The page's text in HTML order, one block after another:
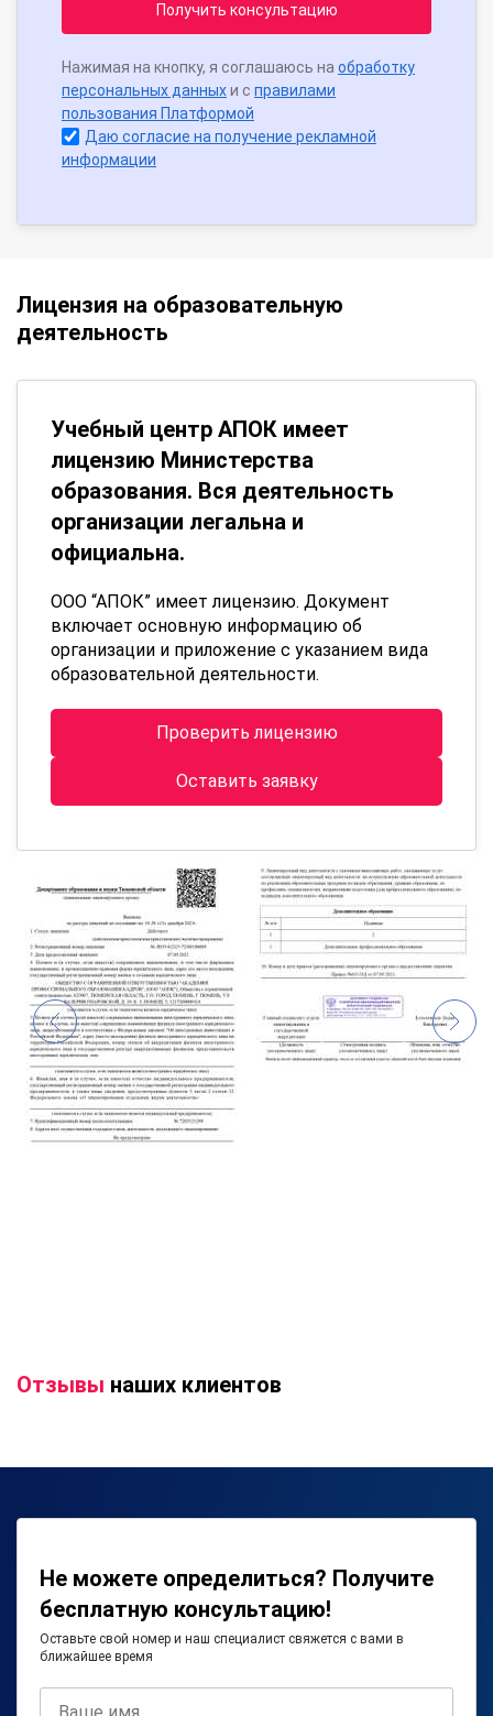
Получить консультацию
Нажимая на кнопку, я соглашаюсь на обработку
персональных данныхи с правилами
пользования Платформой
Даю согласие на получение рекламной
информации
Лицензия на образовательную
деятельность
Учебный центр АПОК имеет
лицензию Министерства
образования. Вся деятельность
организации легальна и
официальна.
ООО “АПОК” имеет лицензию. Документ
включает основную информацию об
организации и приложение с указанием вида
образовательной деятельности.
Проверить лицензию
Оставить заявку
Отзывы наших клиентов
Не можете определиться? Получите
бесплатную консультацию!
Оставьте свой номер и наш специалист свяжется с вами в
ближайшее время